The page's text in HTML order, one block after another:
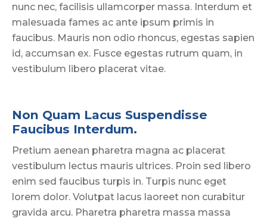
nunc nec, facilisis ullamcorper massa. Interdum et
malesuada fames ac ante ipsum primis in
faucibus. Mauris non odio rhoncus, egestas sapien
id, accumsan ex. Fusce egestas rutrum quam, in
vestibulum libero placerat vitae.
Non Quam Lacus Suspendisse
Faucibus Interdum.
Pretium aenean pharetra magna ac placerat
vestibulum lectus mauris ultrices. Proin sed libero
enim sed faucibus turpis in. Turpis nunc eget
lorem dolor. Volutpat lacus laoreet non curabitur
gravida arcu. Pharetra pharetra massa massa